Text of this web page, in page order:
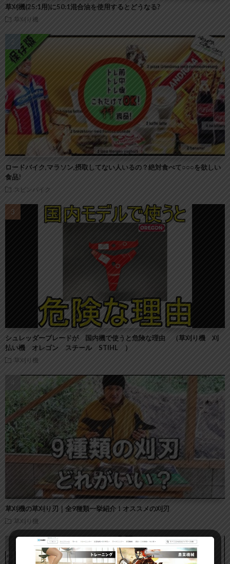
草刈機(25:1用)に50:1混合油を使用するとどうなる?
草刈り機
ロードバイク,マラソン,摂取してない人いるの？絶対食べて○○○を欲しい
食品!
スピンバイク
シュレッダーブレードが 国内機で使うと危険な理由 （草刈り機 刈
払い機 オレゴン スチール STIHL ）
草刈り機
草刈機の草刈り刃｜全9種類一挙紹介！オススメの刈刃
草刈り機